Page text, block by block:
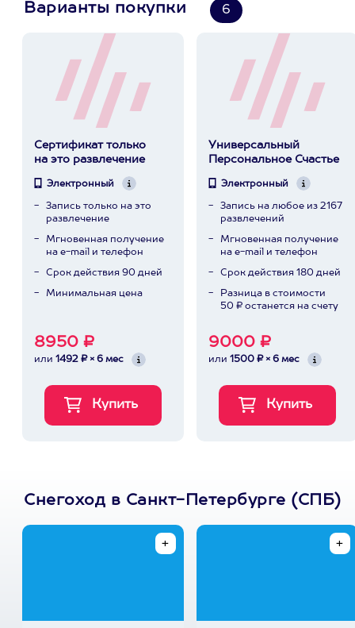
Варианты покупки 6
Сертификат только
на это развлечение
Электронный
Запись только на это
развлечение
Мгновенная получение
на e-mail и телефон
Срок действия 90 дней
Минимальная цена
8950 ₽
или 1492 ₽ × 6 мес
Универсальный
Персональное Счастье
Электронный
Запись на любое из 2167
развлечений
Мгновенная получение
на e-mail и телефон
Срок действия 180 дней
Разница в стоимости
50 ₽ останется на счету
9000 ₽
или 1500 ₽ × 6 мес
Снегоход в Санкт-Петербурге (СПБ)